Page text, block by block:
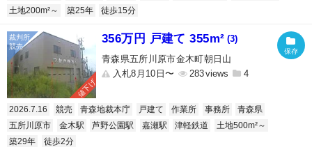
土地200m²～
築25年 徒歩15分
値下げ
356万円 戸建て 355m² (3)
青森県五所川原市金木町朝日山
入札8月10日〜
283 4
2026.7.16 競売 青森地裁本庁 戸建て 作業所 事務所
青森県
五所川原市
金木駅 芦野公園駅 嘉瀬駅 津軽鉄道
土地500m²～
築29年
徒歩2分